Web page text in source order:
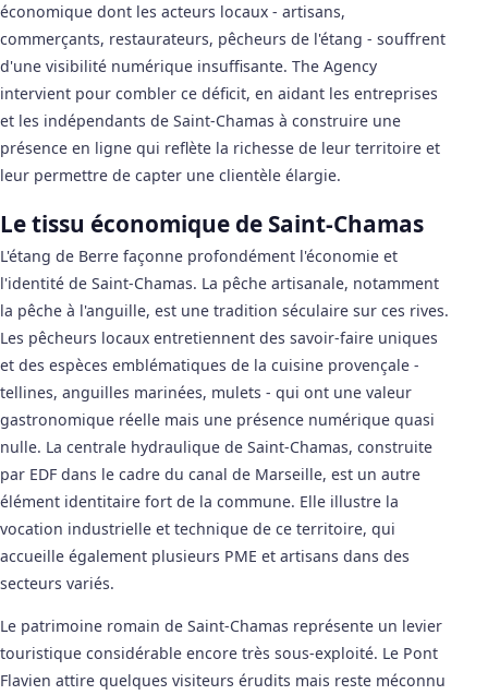
économique dont les acteurs locaux - artisans,
commerçants, restaurateurs, pêcheurs de l'étang - souffrent
d'une visibilité numérique insuffisante. The Agency
intervient pour combler ce déficit, en aidant les entreprises
et les indépendants de Saint-Chamas à construire une
présence en ligne qui reflète la richesse de leur territoire et
leur permettre de capter une clientèle élargie.
Le tissu économique de Saint-Chamas
L'étang de Berre façonne profondément l'économie et
l'identité de Saint-Chamas. La pêche artisanale, notamment
la pêche à l'anguille, est une tradition séculaire sur ces rives.
Les pêcheurs locaux entretiennent des savoir-faire uniques
et des espèces emblématiques de la cuisine provençale -
tellines, anguilles marinées, mulets - qui ont une valeur
gastronomique réelle mais une présence numérique quasi
nulle. La centrale hydraulique de Saint-Chamas, construite
par EDF dans le cadre du canal de Marseille, est un autre
élément identitaire fort de la commune. Elle illustre la
vocation industrielle et technique de ce territoire, qui
accueille également plusieurs PME et artisans dans des
secteurs variés.
Le patrimoine romain de Saint-Chamas représente un levier
touristique considérable encore très sous-exploité. Le Pont
Flavien attire quelques visiteurs érudits mais reste méconnu